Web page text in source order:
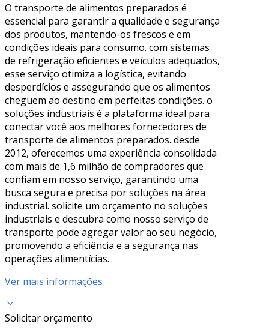
O transporte de alimentos preparados é
essencial para garantir a qualidade e segurança
dos produtos, mantendo-os frescos e em
condições ideais para consumo. com sistemas
de refrigeração eficientes e veículos adequados,
esse serviço otimiza a logística, evitando
desperdícios e assegurando que os alimentos
cheguem ao destino em perfeitas condições. o
soluções industriais é a plataforma ideal para
conectar você aos melhores fornecedores de
transporte de alimentos preparados. desde
2012, oferecemos uma experiência consolidada
com mais de 1,6 milhão de compradores que
confiam em nosso serviço, garantindo uma
busca segura e precisa por soluções na área
industrial. solicite um orçamento no soluções
industriais e descubra como nosso serviço de
transporte pode agregar valor ao seu negócio,
promovendo a eficiência e a segurança nas
operações alimentícias.
Ver mais informações
Solicitar orçamento